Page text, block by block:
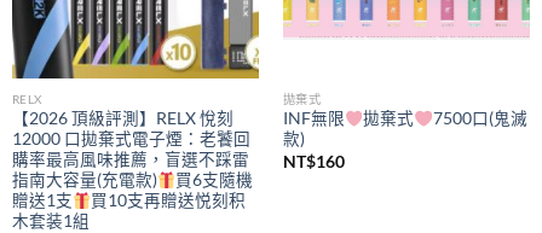
RELX
【2026 頂級評測】RELX 悅刻
12000 口拋棄式電子煙：老饕回
購率最高風味推薦，盲選不踩雷
指南大容量(充電款)
買6支隨機
贈送1支
買10支再贈送悦刻积
木套装1組
拋棄式
INF無限 拋棄式
7500口(鬼滅
款)
NT$160